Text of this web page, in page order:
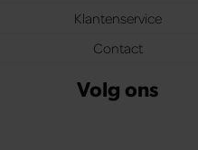
Klantenservice
Contact
Volg ons